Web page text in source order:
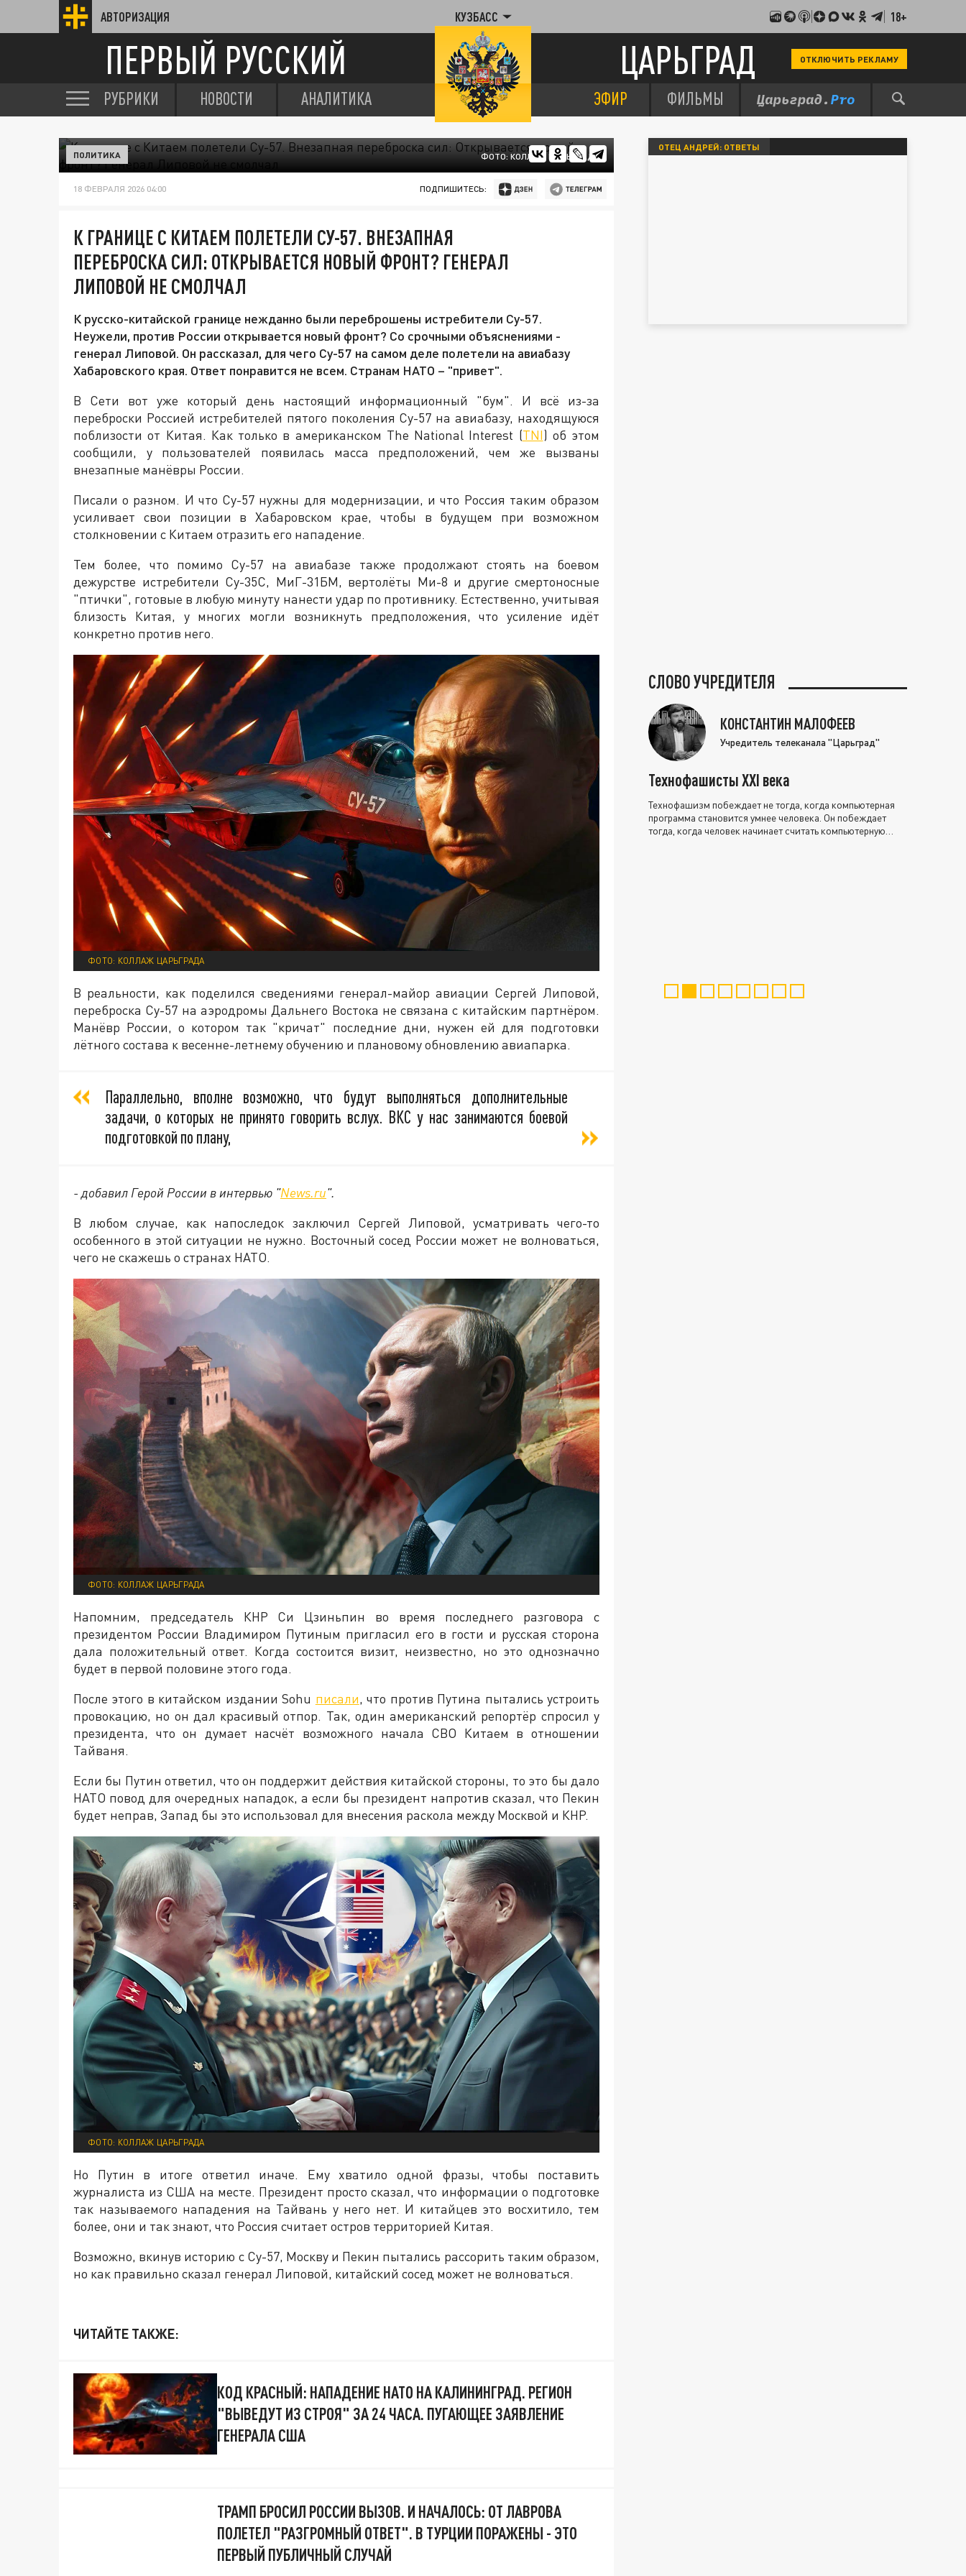
АВТОРИЗАЦИЯ КУЗБАСС 18+
ПЕРВЫЙ РУССКИЙ ЦАРЬГРАД ОТКЛЮЧИТЬ РЕКЛАМУ
РУБРИКИ НОВОСТИ АНАЛИТИКА ЭФИР ФИЛЬМЫ
ФОТО: КОЛЛАЖ ЦАРЬГРАДА
ПОЛИТИКА
18 ФЕВРАЛЯ 2026 04:00 ПОДПИШИТЕСЬ:
К ГРАНИЦЕ С КИТАЕМ ПОЛЕТЕЛИ СУ-57. ВНЕЗАПНАЯ
ПЕРЕБРОСКА СИЛ: ОТКРЫВАЕТСЯ НОВЫЙ ФРОНТ? ГЕНЕРАЛ
ЛИПОВОЙ НЕ СМОЛЧАЛ
К русско-китайской границе нежданно были переброшены истребители Су-57.
Неужели, против России открывается новый фронт? Со срочными объяснениями -
генерал Липовой. Он рассказал, для чего Су-57 на самом деле полетели на авиабазу
Хабаровского края. Ответ понравится не всем. Странам НАТО – "привет".
В Сети вот уже который день настоящий информационный "бум". И всё из-за
переброски Россией истребителей пятого поколения Су-57 на авиабазу, находящуюся
поблизости от Китая. Как только в американском The National Interest (TNI) об этом
сообщили, у пользователей появилась масса предположений, чем же вызваны
внезапные манёвры России.
Писали о разном. И что Су-57 нужны для модернизации, и что Россия таким образом
усиливает свои позиции в Хабаровском крае, чтобы в будущем при возможном
столкновении с Китаем отразить его нападение.
Тем более, что помимо Су-57 на авиабазе также продолжают стоять на боевом
дежурстве истребители Су-35С, МиГ-31БМ, вертолёты Ми-8 и другие смертоносные
"птички", готовые в любую минуту нанести удар по противнику. Естественно, учитывая
близость Китая, у многих могли возникнуть предположения, что усиление идёт
конкретно против него.
ФОТО: КОЛЛАЖ ЦАРЬГРАДА
В реальности, как поделился сведениями генерал-майор авиации Сергей Липовой,
переброска Су-57 на аэродромы Дальнего Востока не связана с китайским партнёром.
Манёвр России, о котором так "кричат" последние дни, нужен ей для подготовки
лётного состава к весенне-летнему обучению и плановому обновлению авиапарка.
Параллельно, вполне возможно, что будут выполняться дополнительные
задачи, о которых не принято говорить вслух. ВКС у нас занимаются боевой
подготовкой по плану,
- добавил Герой России в интервью "News.ru".
В любом случае, как напоследок заключил Сергей Липовой, усматривать чего-то
особенного в этой ситуации не нужно. Восточный сосед России может не волноваться,
чего не скажешь о странах НАТО.
ФОТО: КОЛЛАЖ ЦАРЬГРАДА
Напомним, председатель КНР Си Цзиньпин во время последнего разговора с
президентом России Владимиром Путиным пригласил его в гости и русская сторона
дала положительный ответ. Когда состоится визит, неизвестно, но это однозначно
будет в первой половине этого года.
После этого в китайском издании Sohu писали, что против Путина пытались устроить
провокацию, но он дал красивый отпор. Так, один американский репортёр спросил у
президента, что он думает насчёт возможного начала СВО Китаем в отношении
Тайваня.
Если бы Путин ответил, что он поддержит действия китайской стороны, то это бы дало
НАТО повод для очередных нападок, а если бы президент напротив сказал, что Пекин
будет неправ, Запад бы это использовал для внесения раскола между Москвой и КНР.
ФОТО: КОЛЛАЖ ЦАРЬГРАДА
Но Путин в итоге ответил иначе. Ему хватило одной фразы, чтобы поставить
журналиста из США на месте. Президент просто сказал, что информации о подготовке
так называемого нападения на Тайвань у него нет. И китайцев это восхитило, тем
более, они и так знают, что Россия считает остров территорией Китая.
Возможно, вкинув историю с Су-57, Москву и Пекин пытались рассорить таким образом,
но как правильно сказал генерал Липовой, китайский сосед может не волноваться.
ЧИТАЙТЕ ТАКЖЕ:
КОД КРАСНЫЙ: НАПАДЕНИЕ НАТО НА КАЛИНИНГРАД. РЕГИОН
"ВЫВЕДУТ ИЗ СТРОЯ" ЗА 24 ЧАСА. ПУГАЮЩЕЕ ЗАЯВЛЕНИЕ
ГЕНЕРАЛА США
ТРАМП БРОСИЛ РОССИИ ВЫЗОВ. И НАЧАЛОСЬ: ОТ ЛАВРОВА
ПОЛЕТЕЛ "РАЗГРОМНЫЙ ОТВЕТ". В ТУРЦИИ ПОРАЖЕНЫ - ЭТО
ПЕРВЫЙ ПУБЛИЧНЫЙ СЛУЧАЙ
ОТЕЦ АНДРЕЙ: ОТВЕТЫ
СЛОВО УЧРЕДИТЕЛЯ
КОНСТАНТИН МАЛОФЕЕВ
Учредитель телеканала "Царьград"
Технофашисты XXI века
Технофашизм побеждает не тогда, когда компьютерная
программа становится умнее человека. Он побеждает
тогда, когда человек начинает считать компьютерную